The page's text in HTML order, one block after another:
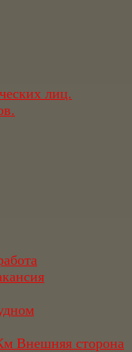
лиц.
Внешняя сторона